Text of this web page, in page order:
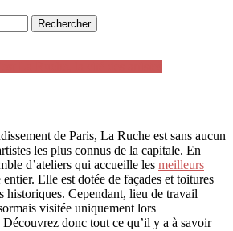
de Paris, La Ruche est sans aucun
les plus connus de la capitale. En
d’ateliers qui accueille les meilleurs
Elle est dotée de façades et toitures
historiques. Cependant, lieu de travail
visitée uniquement lors
Découvrez donc tout ce qu’il y a à savoir